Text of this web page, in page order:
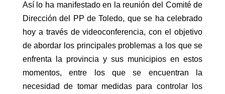
Así lo ha manifestado en la reunión del Comité de
Dirección del PP de Toledo, que se ha celebrado
hoy a través de videoconferencia, con el objetivo
de abordar los principales problemas a los que se
enfrenta la provincia y sus municipios en estos
momentos, entre los que se encuentran la
necesidad de tomar medidas para controlar los